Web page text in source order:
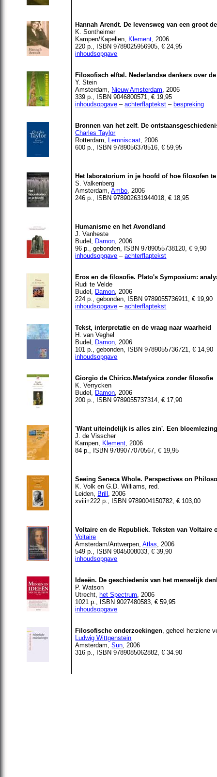
Hannah Arendt. De levensweg van een groot
K. Sontheimer
Kampen/Kapellen, Klement, 2006
220 p., ISBN 9789025956905, € 24,95
inhoudsopgave
Filosofisch elftal. Nederlandse denkers over
Y. Stein
Amsterdam, Nieuw Amsterdam, 2006
339 p., ISBN 9046800571, € 19,95
inhoudsopgave –achterflaptekst – bespreking
Bronnen van het zelf. De
Charles Taylor
Rotterdam, Lemniscaat, 2006
600 p., ISBN 9789056378516, € 59,95
Het laboratorium in je hoofd of hoe filosofen
S. Valkenberg
Amsterdam,Ambo, 2006
246 p., ISBN 978902631944018, € 18,95
Humanisme en het Avondland
J. Vanheste
Budel, Damon, 2006
96 p., gebonden, ISBN 9789055738120, € 9,90
inhoudsopgave –achterflaptekst
Eros en de filosofie. Plato's Symposium:
Rudi te Velde
Budel, Damon, 2006
224 p.,gebonden, ISBN 9789055736911, € 19,90
inhoudsopgave –achterflaptekst
Tekst, interpretatie en de vraag naar waarheid
H. van Veghel
Budel, Damon, 2006
101 p.,gebonden, ISBN 9789055736721, € 14,90
inhoudsopgave
Giorgio de Chirico.Metafysica zonder filosofie
K.Verrycken
Budel , Damon, 2006
200 p., ISBN 9789055737314, € 17,90
'Want uiteindelijk is alles zin'. Een
J. de Visscher
Kampen, Klement, 2006
84 p., ISBN 9789077070567, € 19,95
Seeing Seneca Whole. Perspectives on
K. Volk enG.D. Williams, red.
Leiden, Brill , 2006
xviii+222 p., ISBN 9789004150782, € 103,00
Voltaire en de Republiek. Teksten van Voltaire
Voltaire
Amsterdam/Antwerpen,Atlas, 2006
549 p., ISBN 9045008033, € 39,90
inhoudsopgave
Ideeën. De geschiedenis van het menselijk
P. Watson
Utrecht, het Spectrum, 2006
1021 p., ISBN 9027480583, € 59,95
inhoudsopgave
Filosofische onderzoekingen, geheel herziene
Ludwig Wittgenstein
Amsterdam,Sun, 2006
316 p., ISBN 9789085062882, € 34.90